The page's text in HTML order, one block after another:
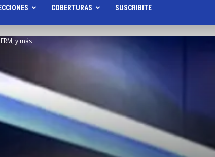
COBERTURAS SUSCRIBITE
y más